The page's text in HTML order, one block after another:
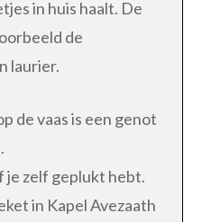
in huis haalt. De
de
laurier.
de vaas is een genot
je zelf geplukt hebt.
in Kapel Avezaath